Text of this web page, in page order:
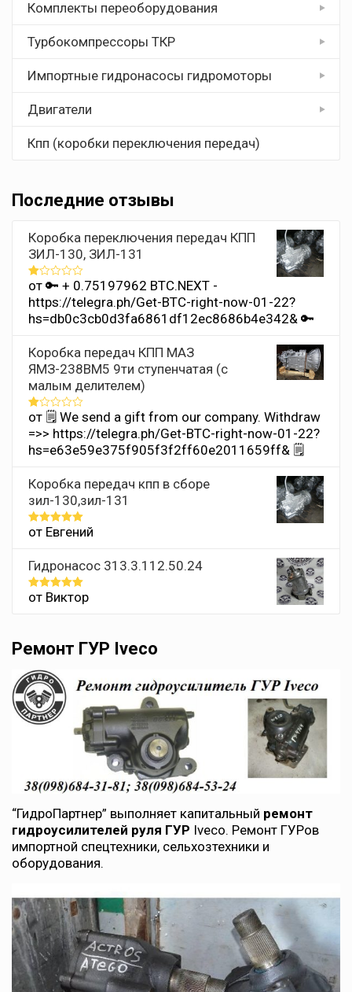
Комплекты переоборудования
Турбокомпрессоры ТКР
Импортные гидронасосы гидромоторы
Двигатели
Кпп (коробки переключения передач)
Последние отзывы
Коробка переключения передач КПП
ЗИЛ-130, ЗИЛ-131
Оценка
1
из
5
от 🔑 + 0.75197962 BTC.NEXT -
https://telegra.ph/Get-BTC-right-now-01-22?
hs=db0c3cb0d3fa6861df12ec8686b4e342& 🔑
Коробка передач КПП МАЗ
ЯМЗ-238ВМ5 9ти ступенчатая (с
малым делителем)
Оценка
из
5
от 🗒 We send a gift from our company. Withdrаw
=>> https://telegra.ph/Get-BTC-right-now-01-22?
hs=e63e59e375f905f3f2ff60e2011659ff& 🗒
Коробка передач кпп в сборе
зил-130,зил-131
Оценка5
от Евгений
Гидронасос 313.3.112.50.24
Оценка5
от Виктор
Ремонт ГУР Iveco
“ГидроПартнер” выполняет капитальный ремонт
гидроусилителей руля ГУР Iveco. Ремонт ГУРов
импортной спецтехники, сельхозтехники и
оборудования.